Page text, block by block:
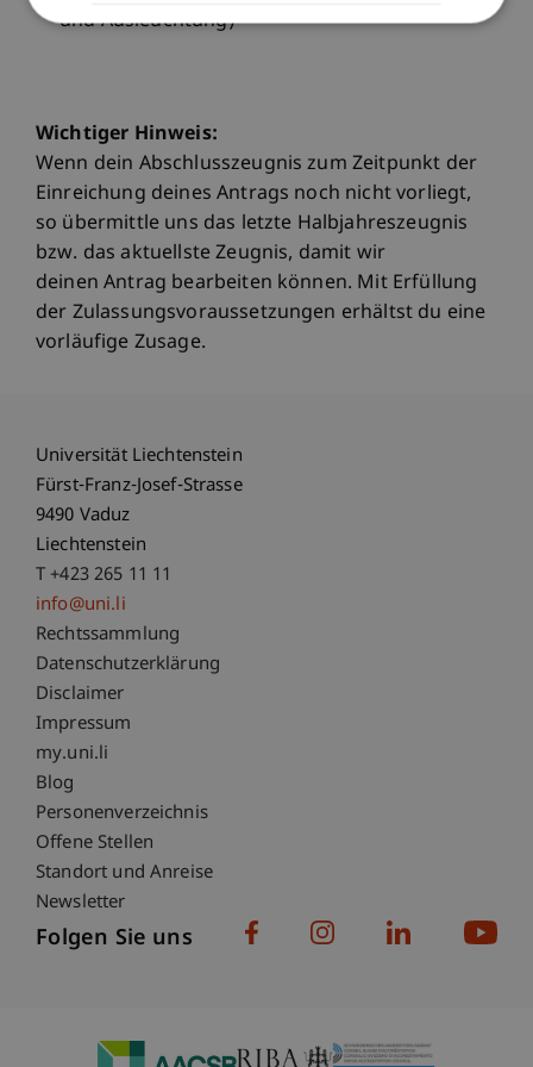
und Ausleuchtung)
Wichtiger Hinweis:
Wenn dein Abschlusszeugnis zum Zeitpunkt der
Einreichung deines Antrags noch nicht vorliegt,
so übermittle uns das letzte Halbjahreszeugnis
bzw. das aktuellste Zeugnis, damit wir
deinen Antrag bearbeiten können. Mit Erfüllung
der Zulassungsvoraussetzungen erhältst du eine
vorläufige Zusage.
Universität Liechtenstein
Fürst-Franz-Josef-Strasse
9490 Vaduz
Liechtenstein
T +423 265 11 11
info@uni.li
Fußzeile Rechtliche Hinweise
Rechtssammlung
Datenschutzerklärung
Disclaimer
Impressum
Fußzeile Subdomain-Verzeichnis
my.uni.li
Blog
Personenverzeichnis
Offene Stellen
Standort und Anreise
Newsletter
Folgen Sie uns